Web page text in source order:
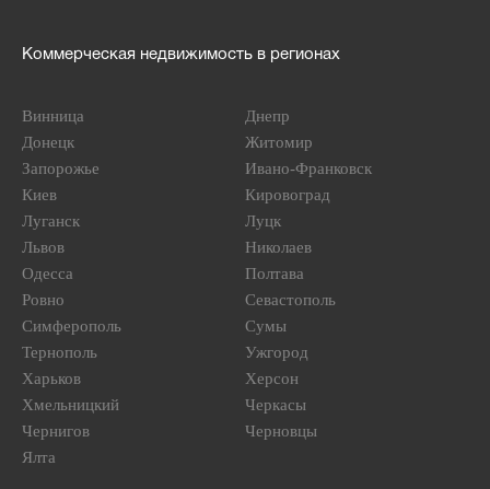
Коммерческая недвижимость в регионах
Винница
Днепр
Донецк
Житомир
Запорожье
Ивано-Франковск
Киев
Кировоград
Луганск
Луцк
Львов
Николаев
Одесса
Полтава
Ровно
Севастополь
Симферополь
Сумы
Тернополь
Ужгород
Харьков
Херсон
Хмельницкий
Черкасы
Чернигов
Черновцы
Ялта